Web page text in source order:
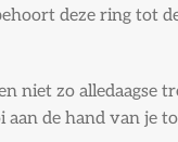
deze ring tot
niet zo alledaagse
aan de hand van je